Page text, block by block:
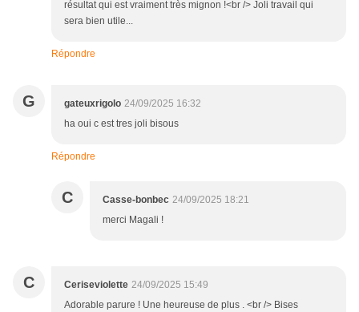
résultat qui est vraiment très mignon !<br /> Joli travail qui
sera bien utile...
Répondre
G gateuxrigolo 24/09/2025 16:32
ha oui c est tres joli bisous
Répondre
C Casse-bonbec 24/09/2025 18:21
merci Magali !
C Ceriseviolette 24/09/2025 15:49
Adorable parure ! Une heureuse de plus . <br /> Bises